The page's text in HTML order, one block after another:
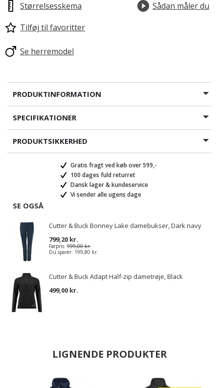
Størrelsesskema
Sådan måler du
Tilføj til favoritter
Se herremodel
PRODUKTINFORMATION
SPECIFIKATIONER
PRODUKTSIKKERHED
Gratis fragt ved køb over 599,-
100 dages fuld returret
Dansk lager & kundeservice
Vi sender alle ugens dage
SE OGSÅ
Cutter & Buck Bonney Lake damebukser, Dark navy
799,20 kr.
Førpris: 999,00 kr.
Du sparer: 199,80 kr.
Cutter & Buck Adapt Half-zip dametrøje, Black
499,00 kr.
LIGNENDE PRODUKTER